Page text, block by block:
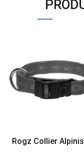
Rogz Collier